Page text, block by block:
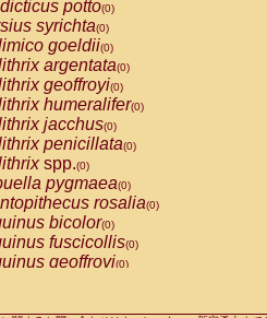
Cercocebus galeritus
Cercocebus torquatus atys
Cercocebus torquatus lunulatus
Cercocebus torquatus
Cercocebushybrid
Cercocebusspp.
Lophocebus albigena
Papio anubis
Papio cynocephalus
Papio hamadryas
Papio papio
Papiospp.(0)
Mandrillus leucophaeus
Mandrillus sphinx
Macaca arctoides(0)
potto(0)
syrichta(0)
goeldii(0)
argentata(0)
geoffroyi(0)
humeralifer(0)
jacchus(0)
penicillata(0)
spp.(0)
pygmaea(0)
rosalia(0)
bicolor(0)
fuscicollis(0)
geoffroyi(0)